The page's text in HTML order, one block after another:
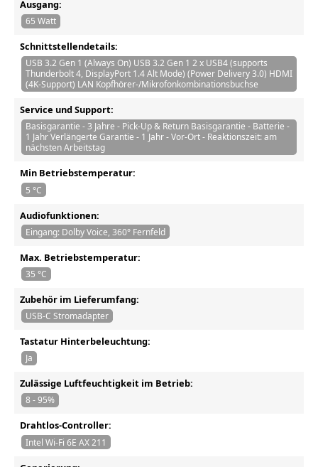
Ausgang:
65 Watt
Schnittstellendetails:
USB 3.2 Gen 1 (Always On) USB 3.2 Gen 1 2 x USB4 (supports
Thunderbolt 4, DisplayPort 1.4 Alt Mode) (Power Delivery 3.0) HDMI
(4K-Support) LAN Kopfhörer-/Mikrofonkombinationsbuchse
Service und Support:
Basisgarantie - 3 Jahre - Pick-Up & Return Basisgarantie - Batterie -
1 Jahr Verlängerte Garantie - 1 Jahr - Vor-Ort - Reaktionszeit: am
nächsten Arbeitstag
Min Betriebstemperatur:
5 °C
Audiofunktionen:
Eingang: Dolby Voice, 360° Fernfeld
Max. Betriebstemperatur:
35 °C
Zubehör im Lieferumfang:
USB-C Stromadapter
Tastatur Hinterbeleuchtung:
Ja
Zulässige Luftfeuchtigkeit im Betrieb:
8 - 95%
Drahtlos-Controller:
Intel Wi-Fi 6E AX 211